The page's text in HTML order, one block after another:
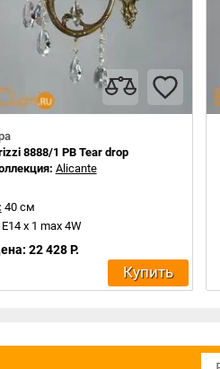
8888/1 PB Tear drop
Alicante
40 см
E14 x 1 max 4W
22 428 Р.
Купить